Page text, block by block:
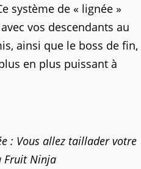
système de « lignée »
vos descendants au
ainsi que le boss de fin,
en plus puissant à
: Vous allez taillader votre
Fruit Ninja